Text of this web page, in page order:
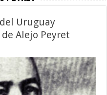
del Uruguay
Alejo Peyret